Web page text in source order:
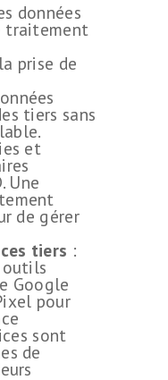
données
traitement
prise de
tiers sans
et
Une
de gérer
tiers :
Google
pour
sont
de